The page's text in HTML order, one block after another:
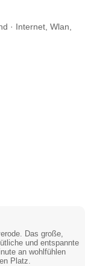
· Internet, Wlan,
Das große,
und entspannte
an wohlfühlen
Platz.